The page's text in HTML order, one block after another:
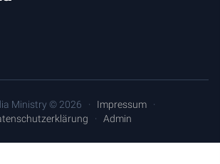
Ministry © 2026
Impressum
Admin